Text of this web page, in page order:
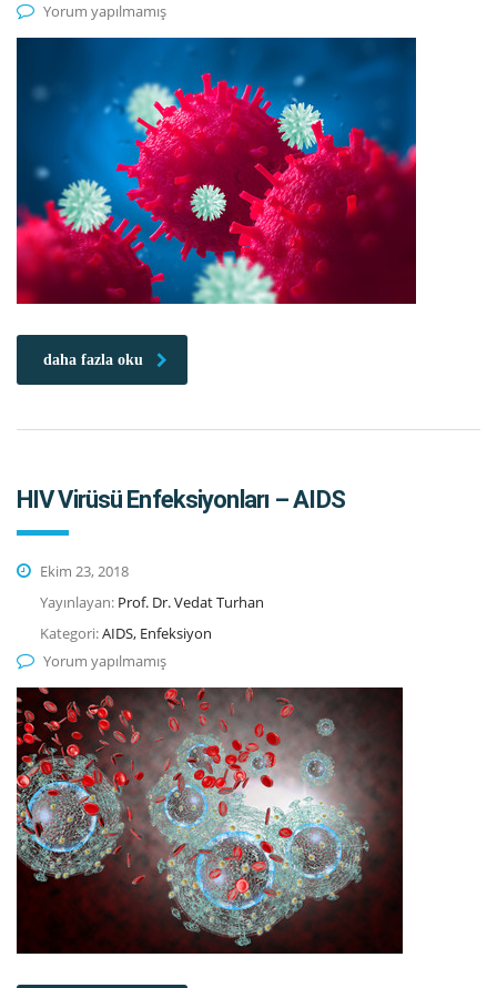
Yorum yapılmamış
daha fazla oku
HIV Virüsü Enfeksiyonları – AIDS
Ekim 23, 2018
Yayınlayan: Prof. Dr. Vedat Turhan
Kategori:AIDS, Enfeksiyon
Yorum yapılmamış